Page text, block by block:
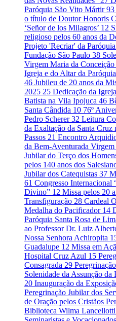
Paróquia São Vito Mártir93
o título de Doutor Honoris
‘Señor de los Milagros’ 12
religioso pelos 60 anos da
Projeto 'Recriar' da
Fundação São Paulo 38
Virgem Maria da Conceição
Igreja e do Altar da
46 Jubileu de 20 anos da
2025 25 Dedicação da
Batista na Vila Ipojuca 46
Santa Cândida 10 76º
Pedro Scherer32 Leitura
da Exaltação da Santa Cruz
Passos 21 Encontro
da Bem-Aventurada
Jubilar do Terço dos
pelos 140 anos dos
Jubilar dos Catequistas 37
61 Congresso
Divino” 12 Missa pelos 20
Transfiguração 28 Cardeal
Medalha do Pacificador 14
Paróquia Santa Rosa de
ao Professor Dr. Luiz
Nossa Senhora Achiropita
Guadalupe 12 Missa em
Hospital Cruz Azul 15
Consagrada 29
Solenidade da Assunção
20 Inauguração da
Peregrinação Jubilar dos
de Oração pelos Cristãos
Biblioteca Wilma Lancellotti